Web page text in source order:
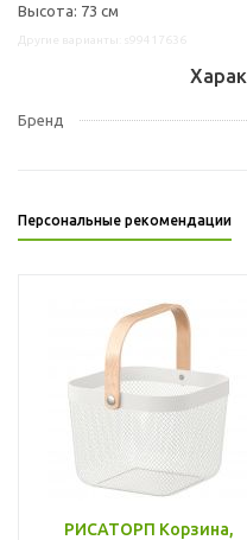
Высота: 73 см
Бренд
Персональные рекомендации
РИСАТОРП Корзина,